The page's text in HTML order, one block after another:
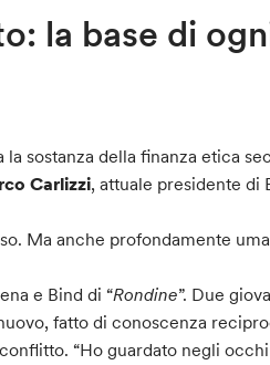
la base di
sostanza della finanza etica
Carlizzi, attuale presidente di
Ma anche profondamente
e Bind di “Rondine”. Due
fatto di conoscenza
“Ho guardato negli